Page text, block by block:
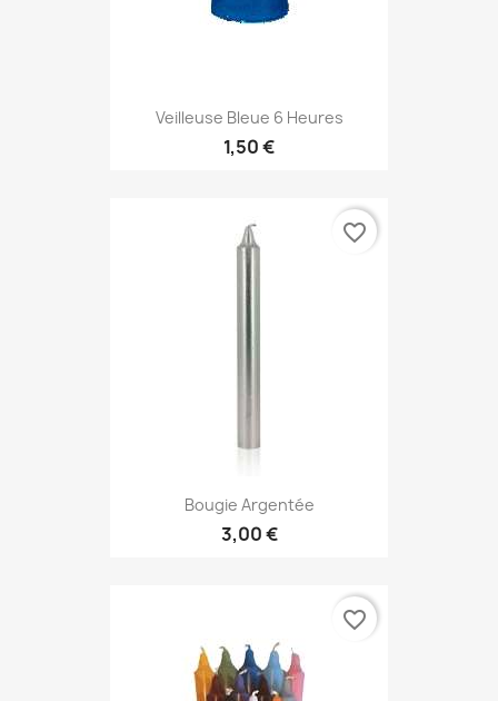
Veilleuse Bleue 6 Heures
1,50 €
Bougie Argentée
3,00 €
favorite_border
favorite_border